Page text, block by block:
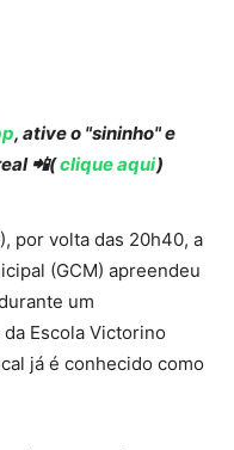
, ative o "sininho" e
📲(clique aqui)
por volta das 20h40, a
(GCM) apreendeu
um
Escola Victorino
já é conhecido como